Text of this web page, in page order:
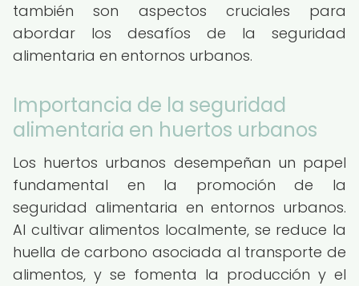
también son aspectos cruciales para
abordar los desafíos de la seguridad
alimentaria en entornos urbanos.
Importancia de la seguridad
alimentaria en huertos urbanos
Los huertos urbanos desempeñan un papel
fundamental en la promoción de la
seguridad alimentaria en entornos urbanos.
Al cultivar alimentos localmente, se reduce la
huella de carbono asociada al transporte de
alimentos, y se fomenta la producción y el